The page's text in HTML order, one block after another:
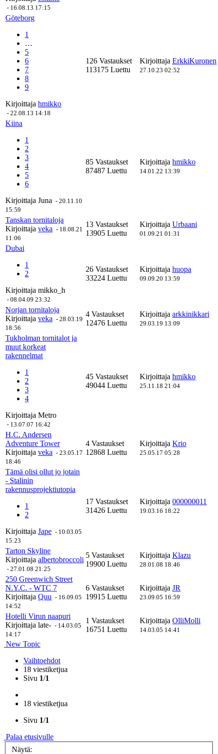
- 16.08.13 17:15
Göteborg
1
…
5
6
7
8
9
Kirjoittaja hmikko
- 22.08.13 14:18
126 Vastaukset
113175 Luettu
Kirjoittaja ErkkiKuronen
27.10.23 02:52
Kiina
1
2
3
4
5
6
Kirjoittaja Juna - 20.11.10
15:59
85 Vastaukset
87487 Luettu
Kirjoittaja hmikko
14.01.22 13:39
Tanskan tornitaloja
Kirjoittaja veka - 18.08.21
11:06
13 Vastaukset
13905 Luettu
Kirjoittaja Urbaani
01.09.21 01:31
Dubai
1
2
Kirjoittaja mikko_h
- 08.04.09 23:32
26 Vastaukset
33224 Luettu
Kirjoittaja huopa
09.09.20 13:59
Norjan tornitaloja
Kirjoittaja veka - 28.03.19
18:56
4 Vastaukset
12476 Luettu
Kirjoittaja arkkinikkari
29.03.19 13:09
Tukholman tornitalot ja
muut korkeat
rakennelmat
1
2
3
4
Kirjoittaja Metro
- 13.07.07 16:42
45 Vastaukset
49044 Luettu
Kirjoittaja hmikko
25.11.18 21:04
H.C. Andersen
Adventure Tower
Kirjoittaja veka - 23.05.17
18:46
4 Vastaukset
12868 Luettu
Kirjoittaja Krio
25.05.17 05:28
Tämä olisi ollut jo jotain
- Stalinin
rakennusprojektiutopia
1
2
Kirjoittaja Jape - 10.03.05
15:23
17 Vastaukset
31426 Luettu
Kirjoittaja 000000011
19.03.16 18:22
Tarton Skyline
Kirjoittaja albertobroccoli
- 27.01.08 21:25
5 Vastaukset
19900 Luettu
Kirjoittaja Klazu
28.01.08 18:46
250 Greenwich Street
N.Y.C. - WTC 7
Kirjoittaja Quu - 16.09.05
14:52
6 Vastaukset
19915 Luettu
Kirjoittaja JR
23.09.05 16:59
Hotelli Virun naapuri
Kirjoittaja late- - 14.03.05
14:17
1 Vastaukset
16751 Luettu
Kirjoittaja OlliMolli
14.03.05 14:41
New Topic
Vaihtoehdot
18 viestiketjua
Sivu 1/1
18 viestiketjua
Sivu 1/1
Palaa etusivulle
Näytä: